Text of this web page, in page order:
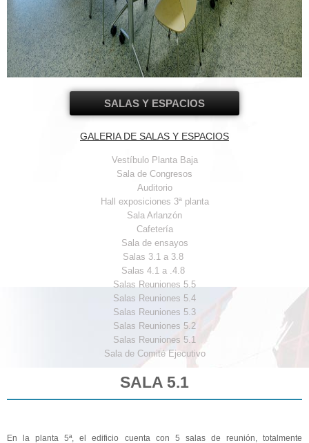
SALAS Y ESPACIOS
GALERIA DE SALAS Y ESPACIOS
Vestíbulo Planta Baja
Sala de Congresos
Auditorio
Hall exposiciones 3ª planta
Sala Arlanzón
Cafetería
Sala de ensayos
Salas 3.1 a 3.8
Salas 4.1 a .4.8
Salas Reuniones 5.5
Salas Reuniones 5.4
Salas Reuniones 5.3
Salas Reuniones 5.2
Salas Reuniones 5.1
Sala de Comité Ejecutivo
SALA 5.1
En la planta 5ª, el edificio cuenta con 5 salas de reunión, totalmente